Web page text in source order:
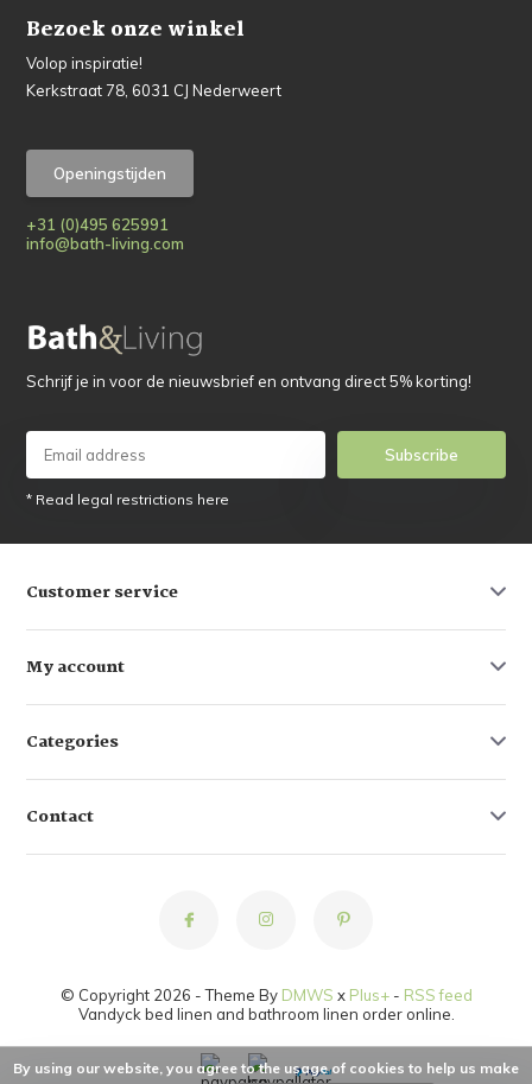
Bezoek onze winkel
Volop inspiratie!
Kerkstraat 78, 6031 CJ Nederweert
Openingstijden
+31 (0)495 625991
info@bath-living.com
Schrijf je in voor de nieuwsbrief en ontvang direct 5% korting!
Subscribe
* Read legal restrictions here
Customer service
My account
Categories
Contact
© Copyright 2026 - Theme By DMWS x Plus+- RSS feed
Vandyck bed linen and bathroom linen order online.
By using our website, you agree to the usage of cookies to help us make